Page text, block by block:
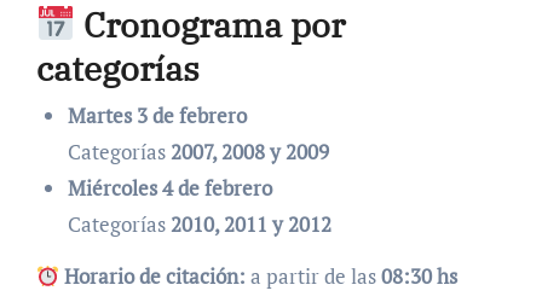
Cronograma por
categorías
Martes 3 de febrero
Categorías2007, 2008 y 2009
Miércoles 4 de febrero
Categorías2010, 2011 y 2012
Horario de citación: a partir de las08:30 hs